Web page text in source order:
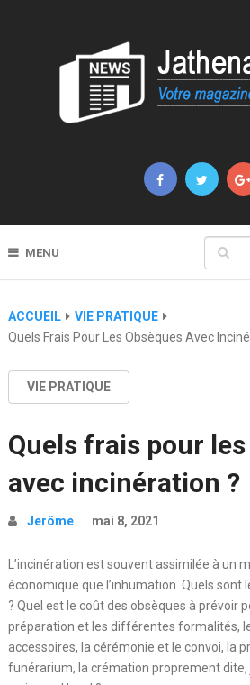
MENU
ACCUEIL
VIE PRATIQUE
Quels Frais Pour Les Obsèques Avec
VIE PRATIQUE
Quels frais pour
avec incinération ?
Jerôme mai 8, 2021
L’incinération est souvent assimilée à un
économique que l’inhumation. Quels sont
? Quel est le coût des obsèques à prévoir
préparation et les différentes formalités,
accessoires, la cérémonie et le convoi, la
funérarium, la crémation proprement dite,